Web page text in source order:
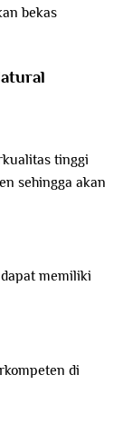
bekas
tinggi
sehingga akan
memiliki
di